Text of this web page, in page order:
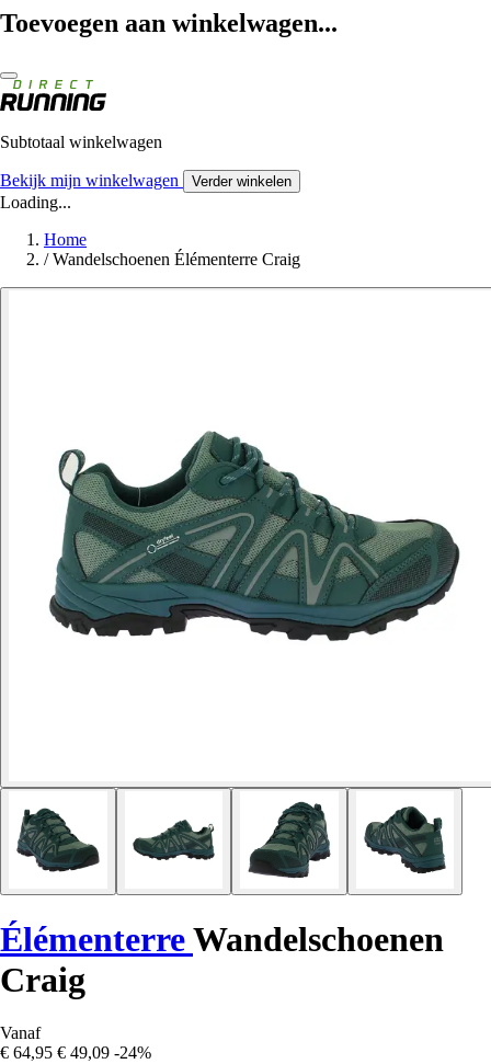
Toevoegen aan winkelwagen...
Subtotaal winkelwagen
Bekijk mijn winkelwagen Verder winkelen
Loading...
Home
/ Wandelschoenen Élémenterre Craig
ÉlémenterreWandelschoenen
Craig
Vanaf
€ 64,95 € 49,09 -24%